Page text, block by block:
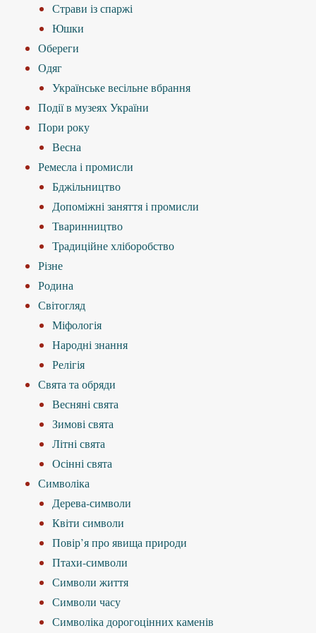
Страви із спаржі
Юшки
Обереги
Одяг
Українське весільне вбрання
Події в музеях України
Пори року
Весна
Ремесла і промисли
Бджільництво
Допоміжні заняття і промисли
Тваринництво
Традиційне хліборобство
Різне
Родина
Світогляд
Міфологія
Народні знання
Релігія
Свята та обряди
Весняні свята
Зимові свята
Літні свята
Осінні свята
Символіка
Дерева-символи
Квіти символи
Повір’я про явища природи
Птахи-символи
Символи життя
Символи часу
Символіка дорогоцінних каменів